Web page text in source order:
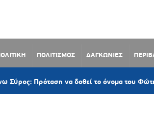
ΠΟΛΙΤΙΣΜΟΣ ΔΑΓΚΩΝΙΕΣ
να δοθεί το όνομα του Φώτη Ξαγοράρη